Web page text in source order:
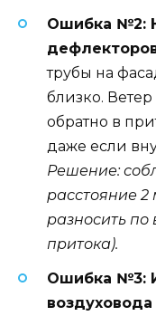
Ошибка №2:
трубы на
близко.
обратно в
даже если
Решение:
расстояние 2
разносить
притока).
Ошибка №3: